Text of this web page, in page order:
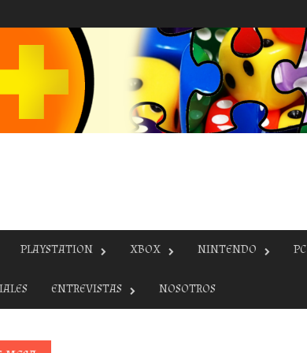
PLAYSTATION XBOX NINTENDO PC
ENTREVISTAS NOSOTROS